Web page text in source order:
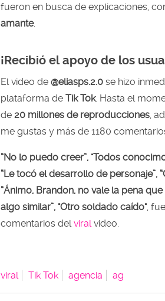
fueron en busca de explicaciones,
amante.
¡Recibió el apoyo de los
El video de @eliasps.2.0 se hizo
plataforma de Tik Tok. Hasta el
de 20 millones de reproducciones ,
me gustas y más de 1180
“No lo puedo creer”, "Todos
“Le tocó el desarrollo de personaje”,
“Ánimo, Brandon, no vale la pena
algo similar”, "Otro soldado caído",
comentarios del viral video.
viral Tik Tok agencia ag